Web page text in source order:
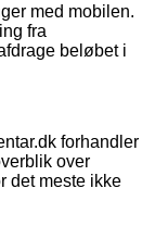
med mobilen.
fra
beløbet i
forhandler
over
det meste ikke